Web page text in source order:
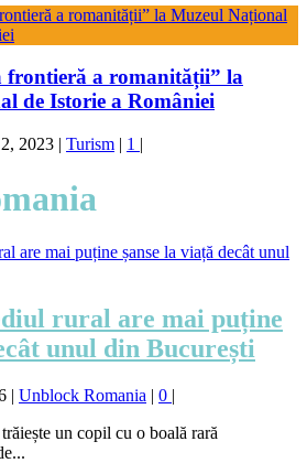
frontieră a romanității” la
de Istorie a României
2023 | Turism | 1 |
rural are mai puține
unul din București
| Unblock Romania | 0 |
un copil cu o boală rară